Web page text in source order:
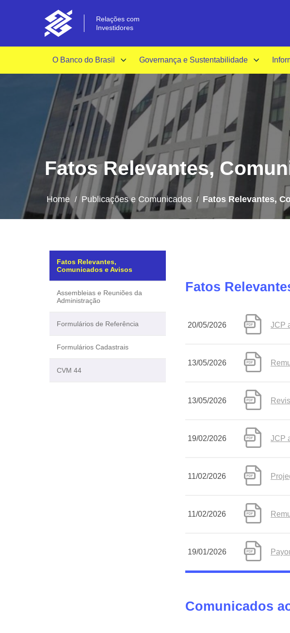
Relações com
Investidores
O Banco do Brasil Governança e Sustentabilidade
Fatos Relevantes,
Home / Publicações e Comunicados / Fatos Relevantes,
Fatos Relevantes,
Comunicados e Avisos
Assembleias e Reuniões da
Administração
Formulários de Referência
Formulários Cadastrais
CVM 44
Fatos
20/05/2026 JCP
13/05/2026
13/05/2026
19/02/2026 JCP
11/02/2026
11/02/2026
19/01/2026
Comunicados